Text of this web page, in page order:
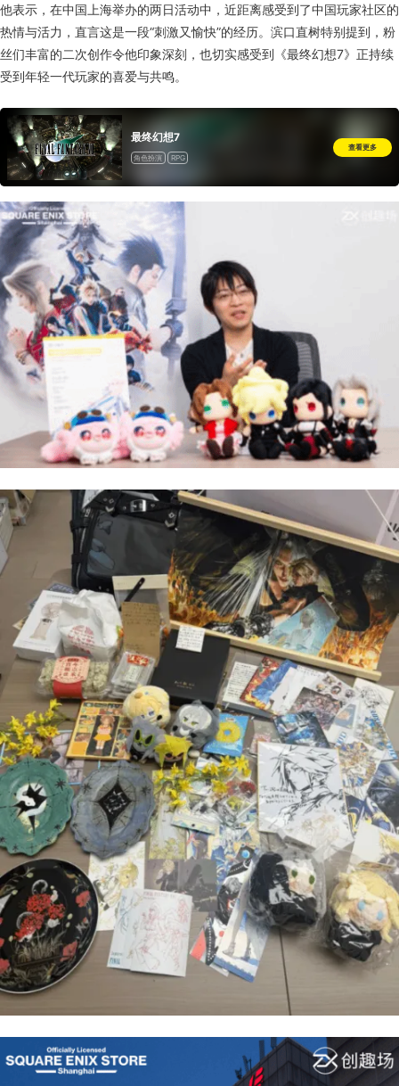
他表示，在中国上海举办的两日活动中，近距离感受到了中国玩家社区的
热情与活力，直言这是一段“刺激又愉快”的经历。滨口直树特别提到，粉
丝们丰富的二次创作令他印象深刻，也切实感受到《最终幻想7》正持续
受到年轻一代玩家的喜爱与共鸣。
最终幻想7
角色扮演 RPG
查看更多